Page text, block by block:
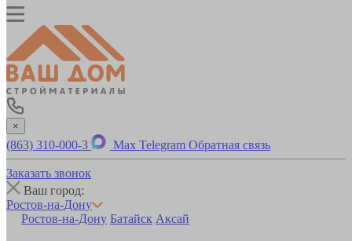
×
(863) 310-000-3 Max Telegram Обратная связь
Заказать звонок
Ваш город:
Ростов-на-Дону
Ростов-на-Дону Батайск Аксай